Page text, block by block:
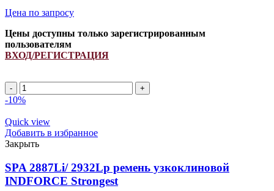
Цена по запросу
Цены доступны только зарегистрированным
пользователям
ВХОД/РЕГИСТРАЦИЯ
Количество
товара
1555Li/
1600Lp
(60206971)
ремень
узкоклиновой
INDFORCE
Strongest
-10%
Quick view
Добавить в избранное
Закрыть
SPA 2887Li/ 2932Lp ремень узкоклиновой
INDFORCE Strongest